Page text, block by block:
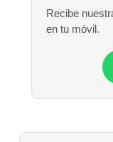
Recibe
en tu móvil.